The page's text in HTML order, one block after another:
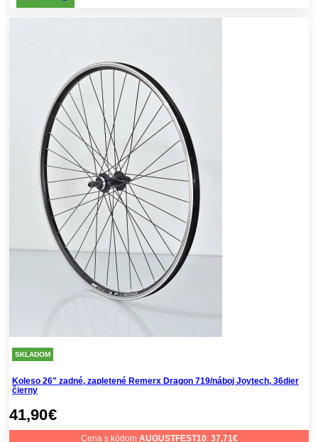
SKLADOM
Koleso 26" zadné, zapletené Remerx Dragon 719/náboj Joytech, 36dier
čierny
41,90€
Cena s kódom AUGUSTFEST10: 37,71€